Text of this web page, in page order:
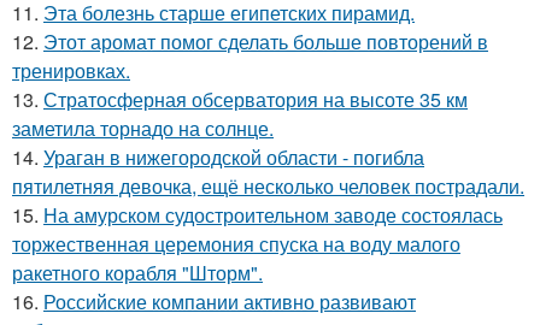
11. Эта болезнь старше египетских пирамид.
12. Этот аромат помог сделать больше повторений в
тренировках.
13. Стратосферная обсерватория на высоте 35 км
заметила торнадо на солнце.
14. Ураган в нижегородской области - погибла
пятилетняя девочка, ещё несколько человек пострадали.
15. На амурском судостроительном заводе состоялась
торжественная церемония спуска на воду малого
ракетного корабля "Шторм".
16. Российские компании активно развивают